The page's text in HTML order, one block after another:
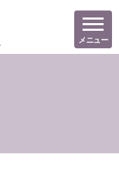
メニュー